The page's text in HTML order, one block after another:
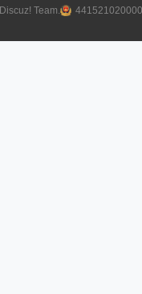
Discuz! Team.